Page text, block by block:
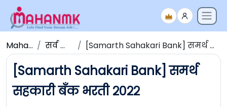
Maha NMK सर्व जाहिराती [Samarth Sahakari Bank] समर्थ सहकारी बँक भरती २०२२
[Samarth Sahakari Bank] समर्थ
सहकारी बँक भरती २०२२